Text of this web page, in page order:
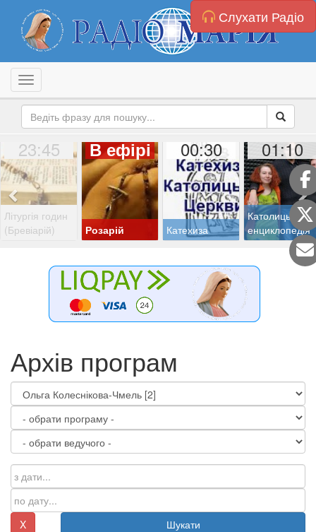
Слухати Радіо
Toggle navigation
23:45
Літургія годин
(Бревіарій)
В ефірі
Розарій
00:30
Катехиза
01:10
Католицька
енциклопедія
Архів програм
X Шукати